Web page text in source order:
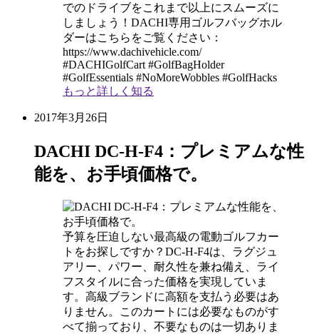
でのドライブをこれまで以上にスムーズに
しましょう！DACHI専用ゴルフバッグホル
ダーはこちらをご覧ください：
https://www.dachivehicle.com/
#DACHIGolfCart #GolfBagHolder
#GolfEssentials #NoMoreWobbles #GolfHacks
もっと詳しく知る
2017年3月26日
DACHI DC-H-F4：プレミアムな性
能を、お手頃価格で。
予算を圧迫しない最高級の電動ゴルフカー
トをお探しですか？DC-H-F4は、ラグジュ
アリー、パワー、耐久性を兼ね備え、ライ
フスタイルに合った価格を実現していま
す。高級ブランドに高額を支払う必要はあ
りません。このカートには必要なものがす
べて揃っており、不要なものは一切ありま